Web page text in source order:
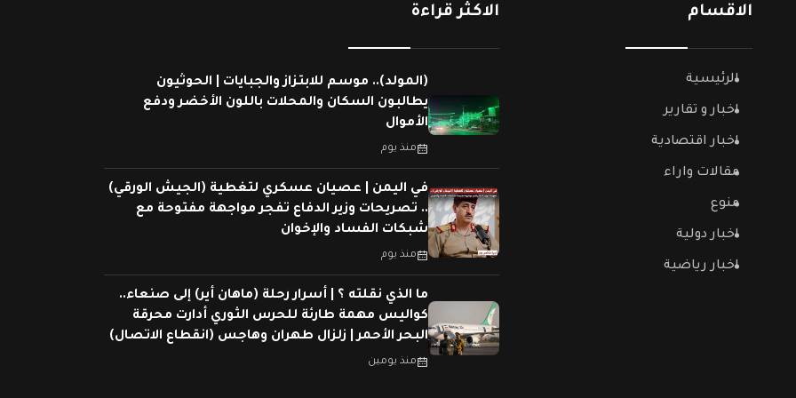
الاقسام
الرئيسية
اخبار و تقارير
اخبار اقتصادية
مقالات واراء
منوع
اخبار دولية
اخبار رياضية
الاكثر قراءة
(المولد).. موسم للابتزاز والجبايات | الحوثيون
يطالبون السكان والمحلات باللون الأخضر ودفع
الأموال
منذ يوم
في اليمن | عصيان عسكري لتغطية (الجيش الورقي)
.. تصريحات وزير الدفاع تفجر مواجهة مفتوحة مع
شبكات الفساد والإخوان
منذ يوم
ما الذي نقلته ؟ | أسرار رحلة (ماهان أير) إلى صنعاء..
كواليس مهمة طارئة للحرس الثوري أدارت محرقة
البحر الأحمر | زلزال طهران وهاجس (انقطاع الاتصال)
منذ يومين